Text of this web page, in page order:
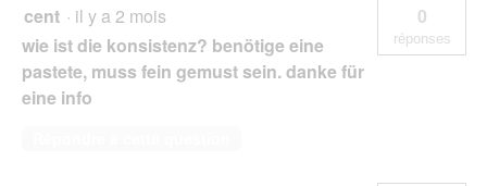
cent · il y a 2 mois
wie ist die konsistenz? benötige eine
pastete, muss fein gemust sein. danke für
eine info
0
réponses